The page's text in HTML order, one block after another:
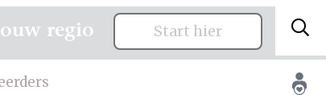
regio Start hier